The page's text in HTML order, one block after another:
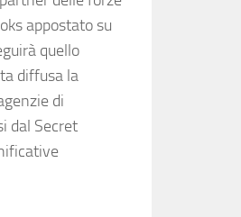
appostato su
quello
diffusa la
di
dal Secret